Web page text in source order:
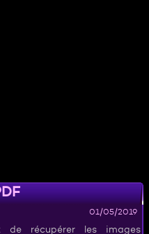
01/05/2019
de récupérer les images